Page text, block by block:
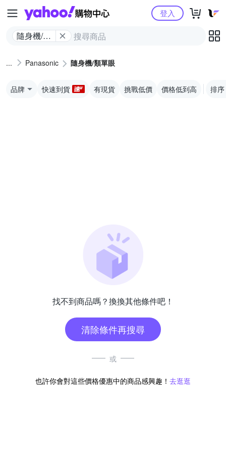
Yahoo購物中心
隨身機/類
登入
Panasonic 隨身機/類單眼
品牌 快速到貨 有現貨 挑戰低價 價格低到高 排序
找不到商品嗎？換換其他條件吧！
清除條件再搜尋
或
也許你會對這些價格優惠中的商品感興趣！ 去逛逛